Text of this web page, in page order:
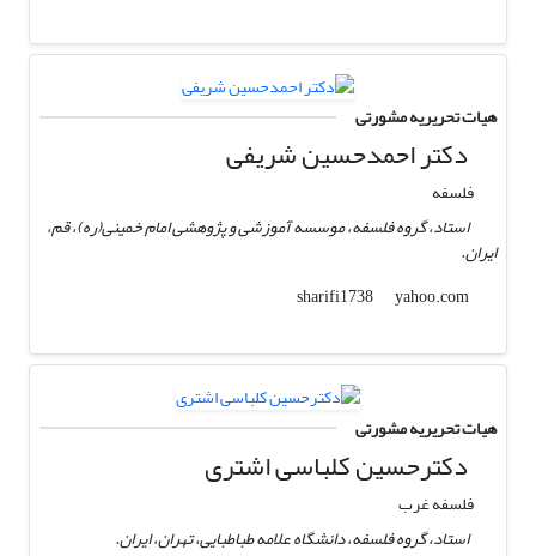
هیات تحریریه مشورتی
دکتر احمدحسین شریفی
فلسفه
استاد، گروه فلسفه، موسسه آموزشی و پژوهشی امام خمینی(ره)، قم،
ایران.
sharifi1738
yahoo.com
هیات تحریریه مشورتی
دکترحسین کلباسی اشتری
فلسفه غرب
استاد، گروه فلسفه، دانشگاه علامه طباطبایی، تهران، ایران.